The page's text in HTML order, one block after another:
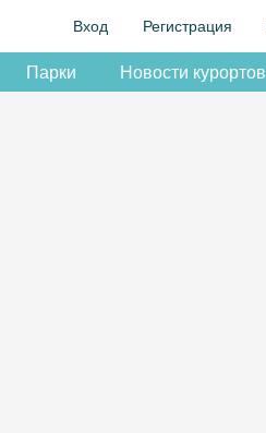
Вход Регистрация
Парки Новости курортов